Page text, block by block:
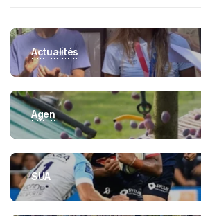
Actualités
Agen
SUA